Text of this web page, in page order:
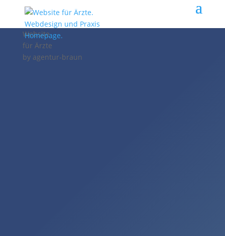
Website
für Ärzte
by agentur-braun